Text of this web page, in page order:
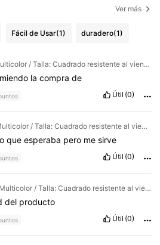
Ver más
Fácil de Usar(1) duradero(1)
Color: Multicolor / Talla: Cuadrado resistente al viento mejorado [40 clips]
la compra de
Útil (0)
Color: Multicolor / Talla: Cuadrado resistente al viento mejorado [40 clips]
que esperaba pero me sirve
Útil (0)
Color: Multicolor / Talla: Cuadrado resistente al viento mejorado [40 clips]
del producto
Útil (0)